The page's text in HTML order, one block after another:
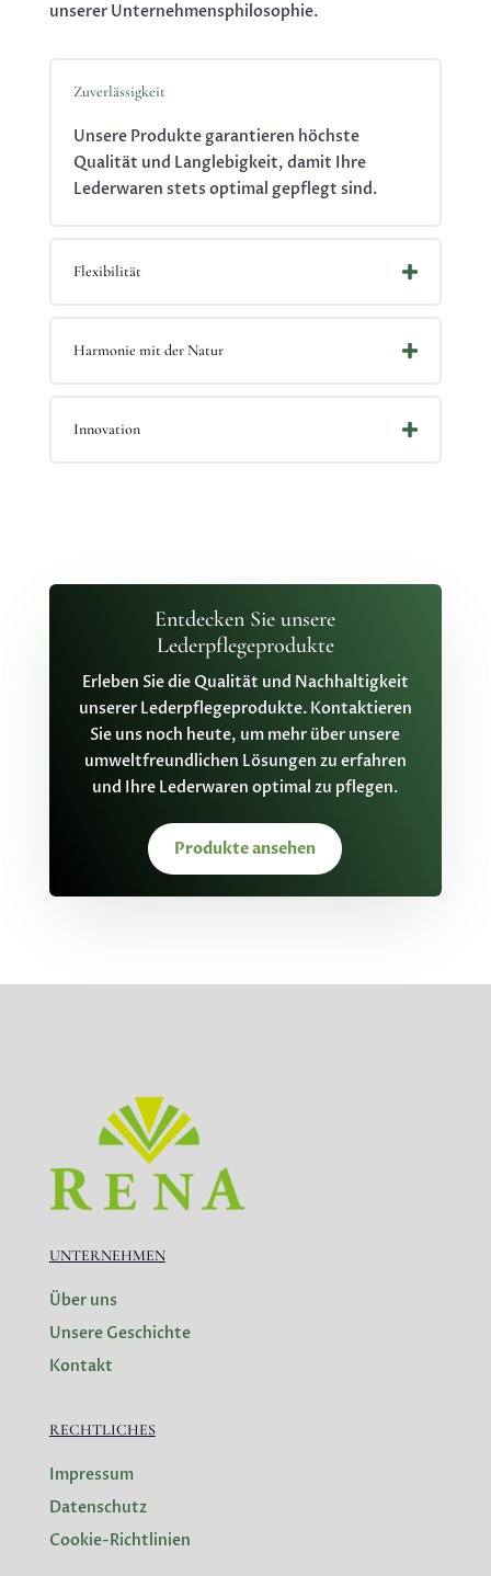
unserer Unternehmensphilosophie.
Zuverlässigkeit
Unsere Produkte garantieren höchste
Qualität und Langlebigkeit, damit Ihre
Lederwaren stets optimal gepflegt sind.
Flexibilität
Harmonie mit der Natur
Innovation
Entdecken Sie unsere
Lederpflegeprodukte
Erleben Sie die Qualität und Nachhaltigkeit
unserer Lederpflegeprodukte. Kontaktieren
Sie uns noch heute, um mehr über unsere
umweltfreundlichen Lösungen zu erfahren
und Ihre Lederwaren optimal zu pflegen.
Produkte ansehen
UNTERNEHMEN
Über uns
Unsere Geschichte
Kontakt
RECHTLICHES
Impressum
Datenschutz
Cookie-Richtlinien